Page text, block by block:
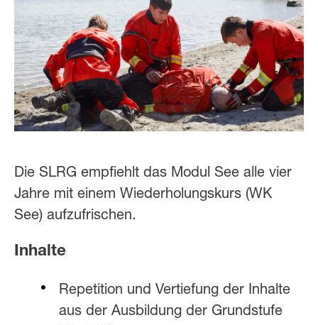
Die SLRG empfiehlt das Modul See alle vier
Jahre mit einem Wieder­holungs­kurs (WK
See) aufzufrischen.
Inhalte
Repetition und Vertiefung der Inhalte
aus der Ausbildung der Grundstufe